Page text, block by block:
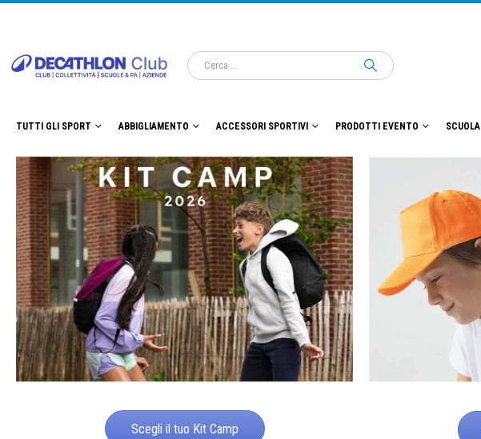
TUTTI GLI SPORT ABBIGLIAMENTO ACCESSORI SPORTIVI PRODOTTI EVENTO SCUOLA
Scegli il tuo Kit Camp